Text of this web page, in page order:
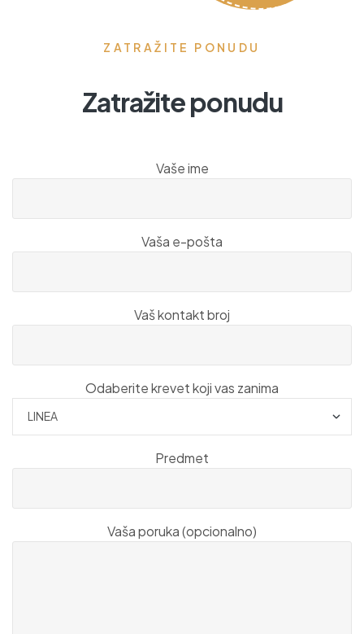
ZATRAŽITE PONUDU
Zatražite ponudu
Vaše ime
Vaša e-pošta
Vaš kontakt broj
Odaberite krevet koji vas zanima
Predmet
Vaša poruka (opcionalno)